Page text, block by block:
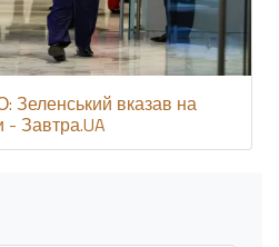
Зеленський вказав на
- Завтра.UA